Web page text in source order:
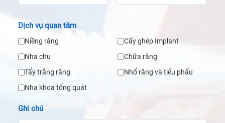
Dịch vụ quan tâm
Niềng răng
Cấy ghép Implant
Nha chu
Chữa răng
Tẩy trắng răng
Nhổ răng và tiểu phẩu
Nha khoa tổng quát
Ghi chú